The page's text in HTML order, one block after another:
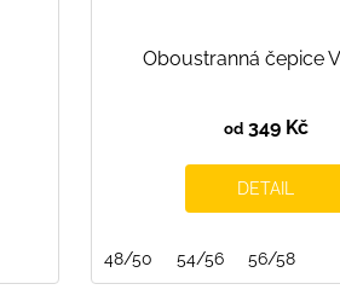
140/146 146/152
Oboustranná čepice
od 349 Kč
DETAIL
48/50 54/56 56/58